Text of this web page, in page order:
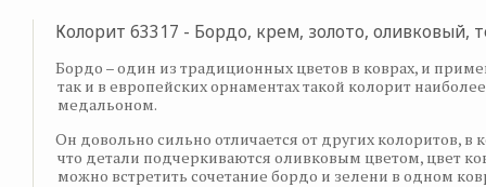
Колорит 63317 - Бордо, крем, золото, оливковый,
Бордо – один из традиционных цветов в коврах, и
так и в европейских орнаментах такой колорит
медальоном.
Он довольно сильно отличается от других колоритов,
что детали подчеркиваются оливковым цветом, цвет
можно встретить сочетание бордо и зелени в одном